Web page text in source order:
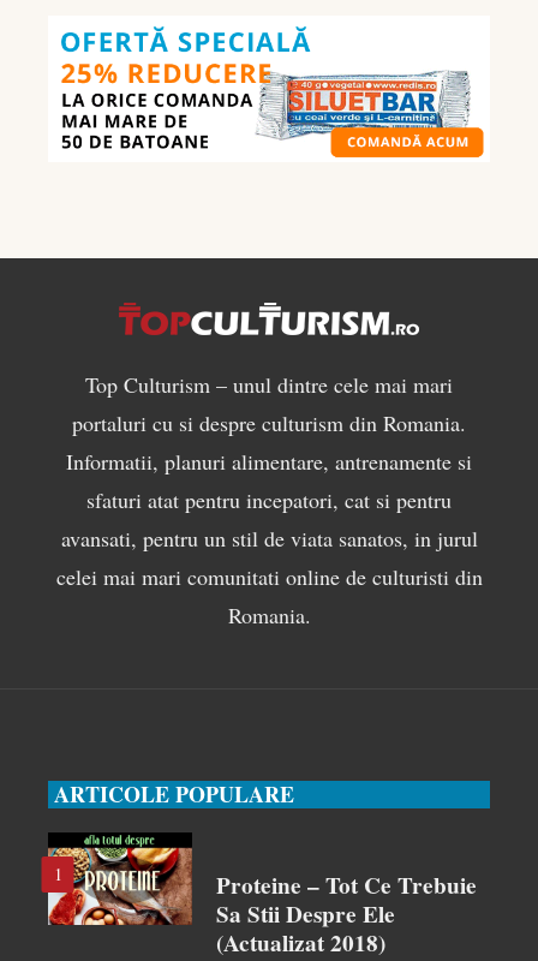
mănânci
pentru
masă
musculară
Top Culturism – unul dintre cele mai mari
portaluri cu si despre culturism din Romania.
Informatii, planuri alimentare, antrenamente si
sfaturi atat pentru incepatori, cat si pentru
avansati, pentru un stil de viata sanatos, in jurul
celei mai mari comunitati online de culturisti din
Romania.
ARTICOLE POPULARE
1
Proteine – Tot Ce Trebuie
Sa Stii Despre Ele
(actualizat 2018)